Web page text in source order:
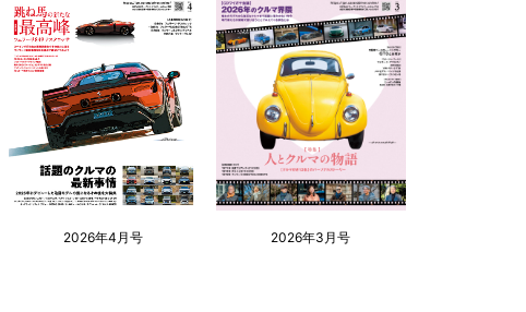
2026年4月号 2026年3月号